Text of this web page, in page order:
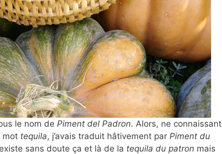
le nom de Piment del Padron. Alors, ne connaissant
mot tequila, j’avais traduit hâtivement par Piment du
sans doute ça et là de la tequila du patron mais